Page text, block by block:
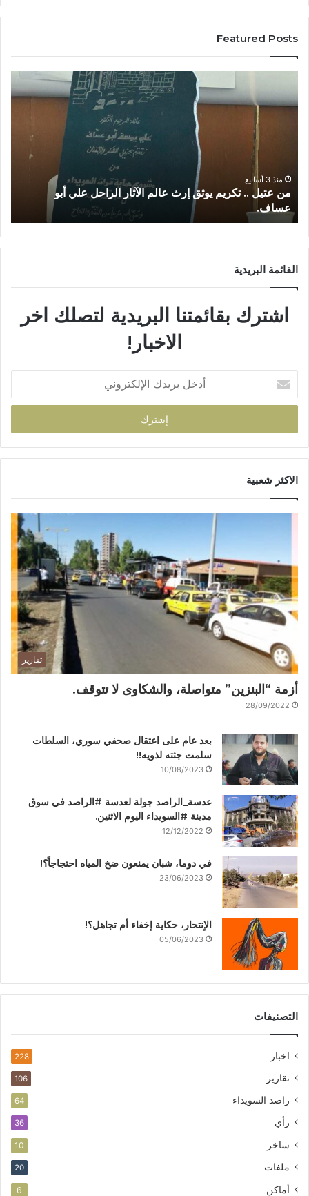
Featured Posts
27/06/2026
الملاذ الرقمي…جغرافيا العتمة واقتصاد النجاة في السويداء.
القائمة البريدية
اشترك بقائمتنا البريدية لتصلك اخر
الاخبار!
الاكثر شعبية
تقارير
أزمة “البنزين” متواصلة، والشكاوى لا تتوقف.
28/09/2022
بعد عام على اعتقال صحفي سوري، السلطات
سلمت جثته لذويه!!
10/08/2023
عدسة_الراصد جولة لعدسة #الراصد في سوق
مدينة #السويداء اليوم الاثنين.
12/12/2022
في دوما، شبان يمنعون ضخ المياه احتجاجاً؟!
23/06/2023
الإنتحار، حكاية إخفاء أم تجاهل؟!
05/06/2023
التصنيفات
اخبار 228
تقارير 106
راصد السويداء 64
رأي 36
ساخر 10
ملفات 20
أماكن 6